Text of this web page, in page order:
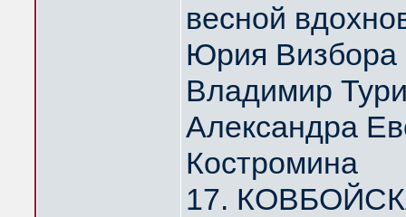
весной
Юрия Визбора
Владимир
Александра
Костромина
17.